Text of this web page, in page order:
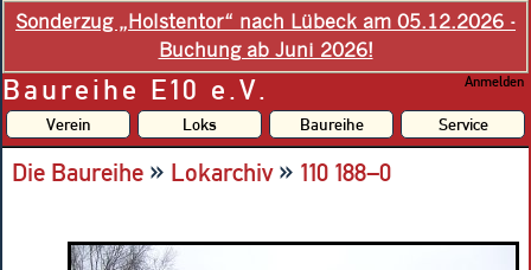
Sonderzug „Holstentor“ nach Lübeck am 05.12.2026 -
Buchung ab Juni 2026!
Baureihe E10 e.V. Anmelden
Verein Loks Baureihe Service
Die Baureihe » Lokarchiv» 110 188–0